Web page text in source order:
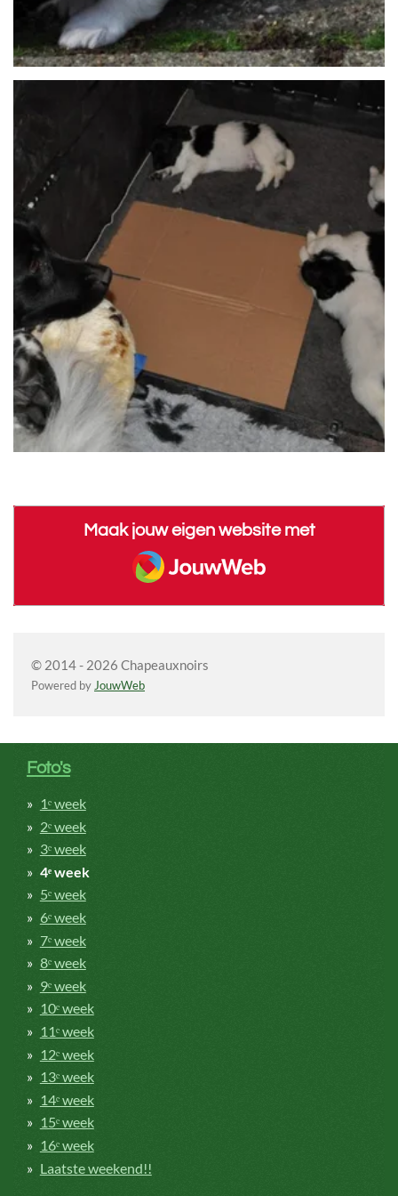
Maak jouw eigen website met
JouwWeb
© 2014 - 2026 Chapeauxnoirs
Powered by JouwWeb
Foto's
1ᵉ week
2ᵉ week
3ᵉ week
4ᵉ week
5ᵉ week
6ᵉ week
7ᵉ week
8ᵉ week
9ᵉ week
10ᵉ week
11ᵉ week
12ᵉ week
13ᵉ week
14ᵉ week
15ᵉ week
16ᵉ week
Laatste weekend!!